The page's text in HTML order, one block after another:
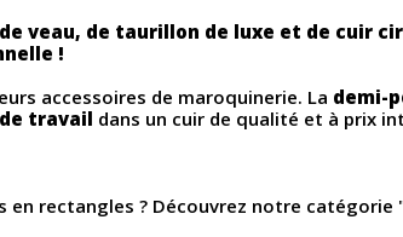
veau, de taurillon de luxe et de cuir
!
accessoires de maroquinerie. La demi-
travail dans un cuir de qualité et à prix
en rectangles ? Découvrez notre catégorie